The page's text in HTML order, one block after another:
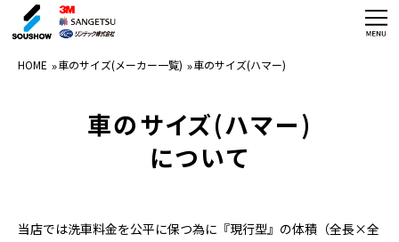
HOME
施工実績
ガラスフィルム技能者養成講座
HOME 車のサイズ(メーカー一覧) 車のサイズ(ハマー)
車のサイズ(ハマー)
について
当店では洗車料金を公平に保つ為に『現行型』の体積（全長×全